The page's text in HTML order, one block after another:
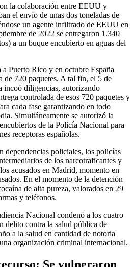
la colaboración entre EEUU y
el envío de unas dos toneladas de
un agente infiltrado de EEUU en
de 2022 se entregaron 1.340
a un buque encubierto en aguas del
Puerto Rico y en octubre España
de 720 paquetes. A tal fin, el 5 de
incoó diligencias, autorizando
controlada de esos 720 paquetes y
cada fase garantizando en todo
Simultáneamente se autorizó la
de la Policía Nacional para
receptoras españolas.
dependencias policiales, los policías
de los narcotraficantes y
acusados en Madrid, momento en
En el momento de la detención
de alta pureza, valorados en 29
y teléfonos.
Nacional condenó a los cuatro
delito contra la salud pública de
a la salud en cantidad de notoria
organización criminal internacional.